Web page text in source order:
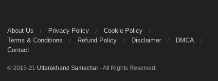
About Us Privacy Policy
Cookie Policy
Terms & Conditions
Refund Policy Disclaimer
DMCA
Contact
© 2015-21 Uttarakhand Samachar - All Rights Reserved.